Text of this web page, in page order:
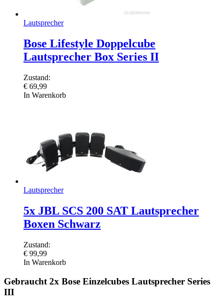
Lautsprecher
Bose Lifestyle Doppelcube
Lautsprecher Box Series II
Zustand:
€ 69,99
In Warenkorb
Lautsprecher
5x JBL SCS 200 SAT Lautsprecher
Boxen Schwarz
Zustand:
€ 99,99
In Warenkorb
Gebraucht 2x Bose Einzelcubes Lautsprecher Series
III